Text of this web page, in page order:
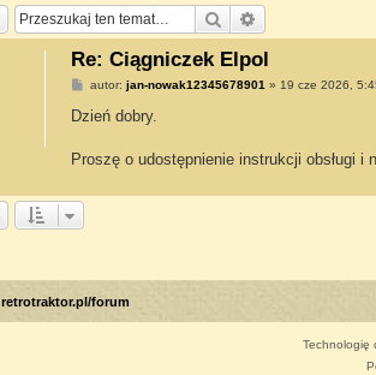
Szukaj
Re: Ciągniczek Elpol
P
s
autor: jan-nowak12345678901 » 19 cze 2026,
Dzień dobry.
Proszę o udostępnienie instrukcji obsługi i
retrotraktor.pl/forum
Technologię